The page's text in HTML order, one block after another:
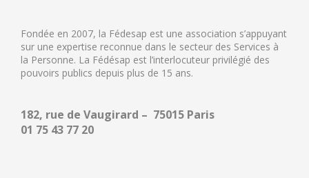
Fondée en 2007, la Fédesap est une association s’appuyant
sur une expertise reconnue dans le secteur des Services à
la Personne. La Fédésap est l’interlocuteur privilégié des
pouvoirs publics depuis plus de 15 ans.
182, rue de Vaugirard – 75015 Paris
01 75 43 77 20